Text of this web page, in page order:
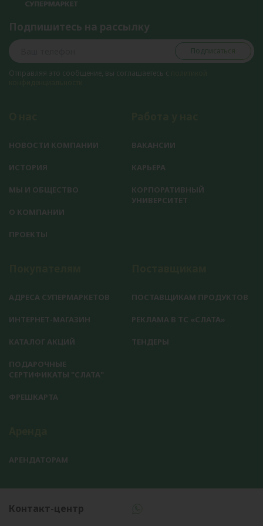
Подпишитесь на рассылку
Подписаться
Отправляя это сообщение, вы соглашаетесь с
НОВОСТИ КОМПАНИИ
ИСТОРИЯ
МЫ И ОБЩЕСТВО
О КОМПАНИИ
ПРОЕКТЫ
ВАКАНСИИ
КАРЬЕРА
КОРПОРАТИВНЫЙ
УНИВЕРСИТЕТ
АДРЕСА СУПЕРМАРКЕТОВ
ИНТЕРНЕТ-МАГАЗИН
КАТАЛОГ АКЦИЙ
ПОДАРОЧНЫЕ
СЕРТИФИКАТЫ "СЛАТА"
ФРЕШКАРТА
ПОСТАВЩИКАМ ПРОДУКТОВ
РЕКЛАМА В ТС «СЛАТА»
ТЕНДЕРЫ
АРЕНДАТОРАМ
Контакт-центр